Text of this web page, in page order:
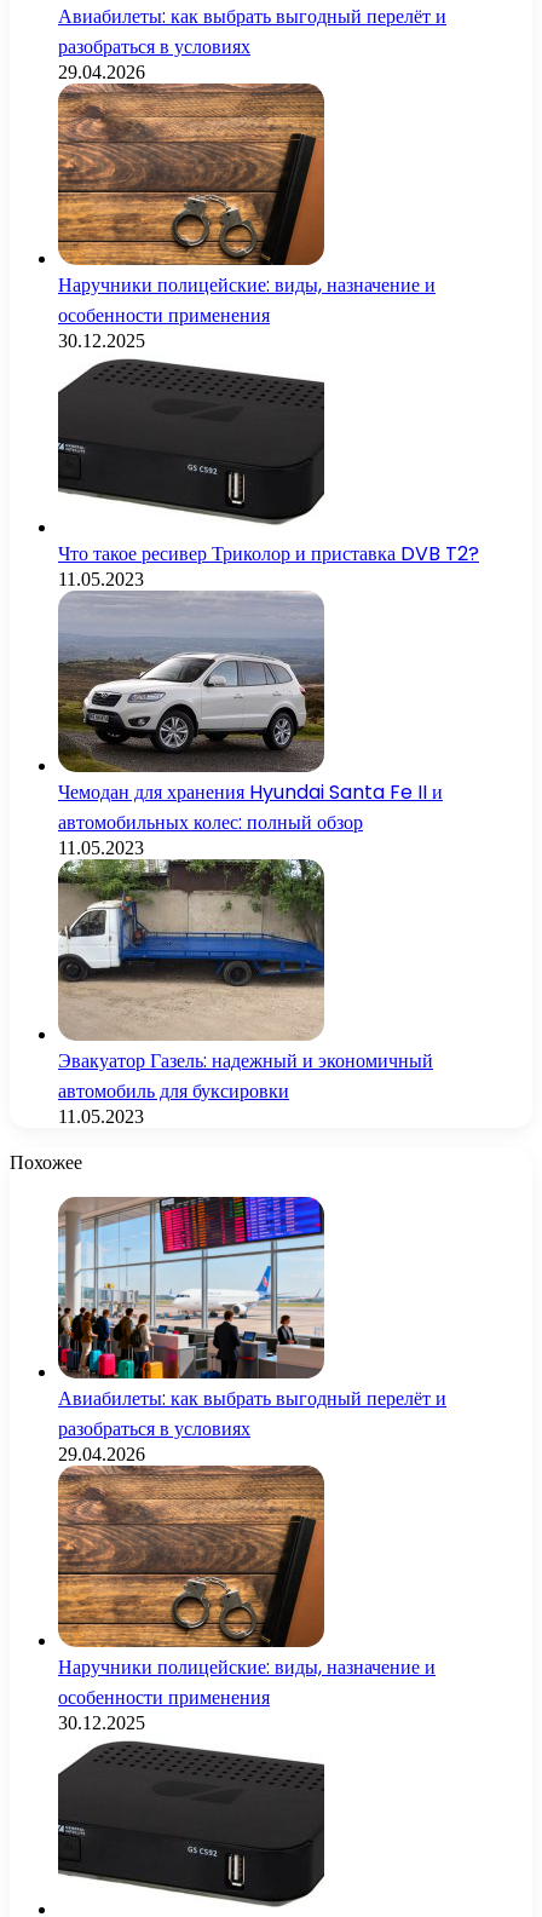
Авиабилеты: как выбрать выгодный перелёт и
разобраться в условиях
29.04.2026
Наручники полицейские: виды, назначение и
особенности применения
30.12.2025
Что такое ресивер Триколор и приставка DVB T2?
11.05.2023
Чемодан для хранения Hyundai Santa Fe II и
автомобильных колес: полный обзор
11.05.2023
Эвакуатор Газель: надежный и экономичный
автомобиль для буксировки
11.05.2023
Похожее
Авиабилеты: как выбрать выгодный перелёт и
разобраться в условиях
29.04.2026
Наручники полицейские: виды, назначение и
особенности применения
30.12.2025